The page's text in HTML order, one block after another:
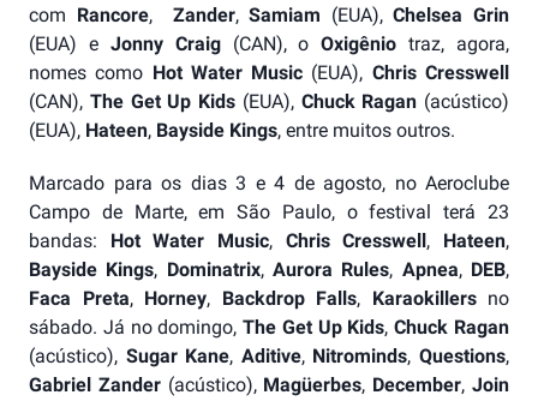
com Rancore, Zander,Samiam (EUA),Chelsea Grin
(EUA) e Jonny Craig(CAN), oOxigêniotraz, agora,
nomes como Hot Water Music (EUA), Chris Cresswell
(CAN), The Get Up Kids (EUA),Chuck Ragan (acústico)
(EUA), Hateen, Bayside Kings, entre muitos outros.
Marcado para os dias 3 e 4 de agosto, no Aeroclube
Campo de Marte, em São Paulo, o festival terá 23
bandas: Hot Water Music, Chris Cresswell , Hateen,
Bayside Kings, Dominatrix,Aurora Rules, Apnea, DEB,
Faca Preta, Horney, Backdrop Falls, Karaokillersno
sábado. Já no domingo,The Get Up Kids,Chuck Ragan
(acústico), Sugar Kane, Aditive, Nitrominds,Questions,
Gabriel Zander (acústico),Magüerbes, December,Join